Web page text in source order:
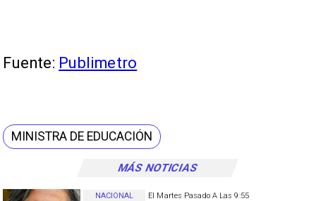
MÁS NOTICIAS
El Martes Pasado A Las 9:55
NACIONAL
Fuente: Publimetro
MINISTRA DE EDUCACIÓN